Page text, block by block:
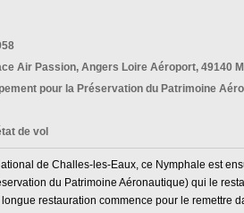
Air Passion, Angers Loire Aéroport, 49140
pour la Préservation du Patrimoine
de vol
de Challes-les-Eaux, ce Nymphale est
du Patrimoine Aéronautique) qui le
restauration commence pour le remettre